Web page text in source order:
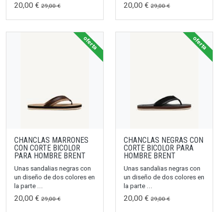
20,00 € 29,00 € 20,00 € 29,00 €
CHANCLAS MARRONES
CON CORTE BICOLOR
PARA HOMBRE BRENT
Unas sandalias negras con
un diseño de dos colores en
la parte ...
20,00 € 29,00 €
oferta
CHANCLAS NEGRAS CON
CORTE BICOLOR PARA
HOMBRE BRENT
Unas sandalias negras con
un diseño de dos colores en
la parte ...
20,00 € 29,00 €
oferta